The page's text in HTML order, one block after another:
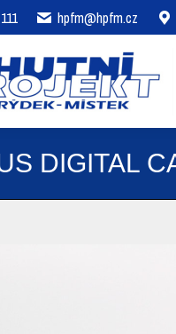
hpfm@hpfm.cz
DIGITAL